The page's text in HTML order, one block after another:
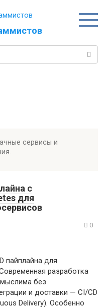
сервисы и
с
для
0
пайплайна для
разработка
без
и доставки — CI/CD
Delivery). Особенно